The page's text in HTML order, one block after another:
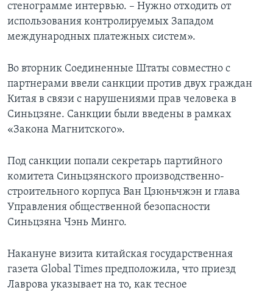
стенограмме интервью. – Нужно отходить от
использования контролируемых Западом
международных платежных систем».
Во вторник Соединенные Штаты совместно с
партнерами ввели санкции против двух граждан
Китая в связи с нарушениями прав человека в
Синьцзяне. Санкции были введены в рамках
«Закона Магнитского».
Под санкции попали секретарь партийного
комитета Синьцзянского производственно-
строительного корпуса Ван Цзюньчжэн и глава
Управления общественной безопасности
Синьцзяна Чэнь Минго.
Накануне визита китайская государственная
газета Global Times предположила, что приезд
Лаврова указывает на то, как тесное